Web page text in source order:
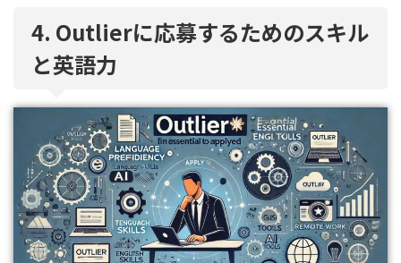
4. Outlierに応募するためのスキル
と英語力